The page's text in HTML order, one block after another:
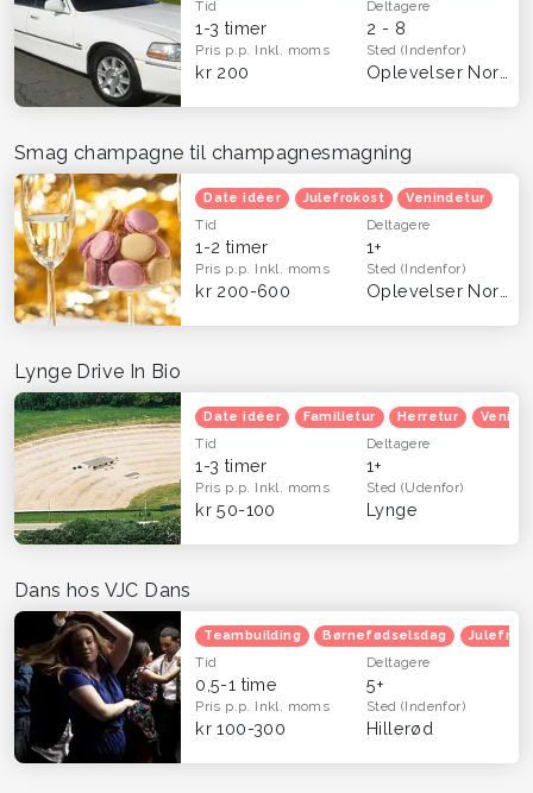
Tid
1-3 timer
Deltagere
2 - 8
Pris p.p. Inkl. moms
kr 200
Sted(Indenfor)
Smag champagne til champagnesmagning
Date idéer Julefrokost Venindetur
Tid
1-2 timer
Deltagere
1+
Pris p.p. Inkl. moms
kr 200-600
Sted(Indenfor)
Lynge Drive In Bio
Date idéer Familietur Herretur
Tid
1-3 timer
Deltagere
1+
Pris p.p. Inkl. moms
kr 50-100
Sted(Udenfor)
Lynge
Dans hos VJC Dans
Teambuilding Børnefødselsdag
Tid
0,5-1 time
Deltagere
5+
Pris p.p. Inkl. moms
kr 100-300
Sted(Indenfor)
Hillerød